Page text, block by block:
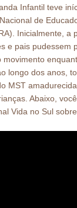
Infantil teve
de
Inicialmente, a
e pais pudessem
movimento
longo dos anos,
MST
Abaixo,
Vida no Sul